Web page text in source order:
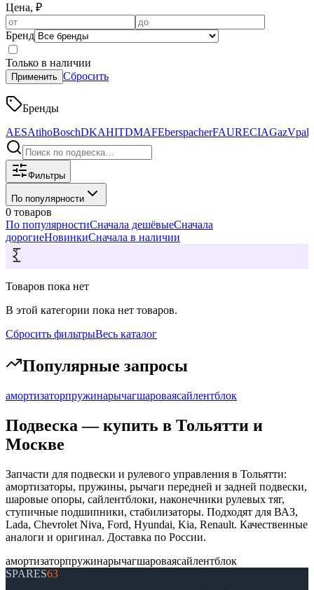
Цена, ₽
Бренд
Только в наличии
Применить Сбросить
Бренды
AESAtihoBoschDKAHITDMAFEberspacherFAURECIA
Фильтры
По популярности
0 товаров
По популярностиСначала дешёвыеСначала
дорогиеНовинкиСначала в наличии
Товаров пока нет
В этой категории пока нет товаров.
Сбросить фильтрыВесь каталог
Популярные запросы
амортизаторпружинарычагшароваясайлентблок
Подвеска — купить в Тольятти и
Москве
Запчасти для подвески и рулевого управления в Тольятти:
амортизаторы, пружины, рычаги передней и задней подвески,
шаровые опоры, сайлентблоки, наконечники рулевых тяг,
ступичные подшипники, стабилизаторы. Подходят для ВАЗ,
Lada, Chevrolet Niva, Ford, Hyundai, Kia, Renault. Качественные
аналоги и оригинал. Доставка по России.
амортизаторпружинарычагшароваясайлентблок
SPARES63